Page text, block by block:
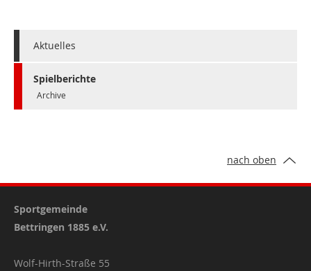
Aktuelles
Spielberichte
Archive
nach oben
Sportgemeinde
Bettringen 1885 e.V.
Wolf-Hirth-Straße 55